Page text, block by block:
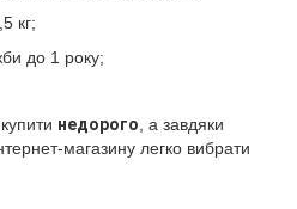
кг;
до 1 року;
недорого, а завдяки
магазину легко вибрати